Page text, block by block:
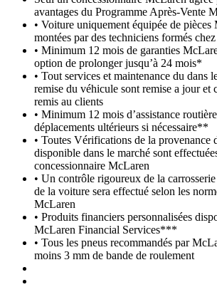
avantages du Programme Après-Vente
• Voiture uniquement équipée de
montées par des techniciens formés
• Minimum 12 mois de garanties
option de prolonger jusqu’à 24 mois*
• Tout services et maintenance du dans
remise du véhicule sont remise a jour et
remis au clients
• Minimum 12 mois d’assistance
déplacements ultérieurs si nécessaire**
• Toutes Vérifications de la provenance
disponible dans le marché sont
concessionnaire McLaren
• Un contrôle rigoureux de la
de la voiture sera effectué selon les
McLaren
• Produits financiers personnalisées
McLaren Financial Services***
• Tous les pneus recommandés par
moins 3 mm de bande de roulement